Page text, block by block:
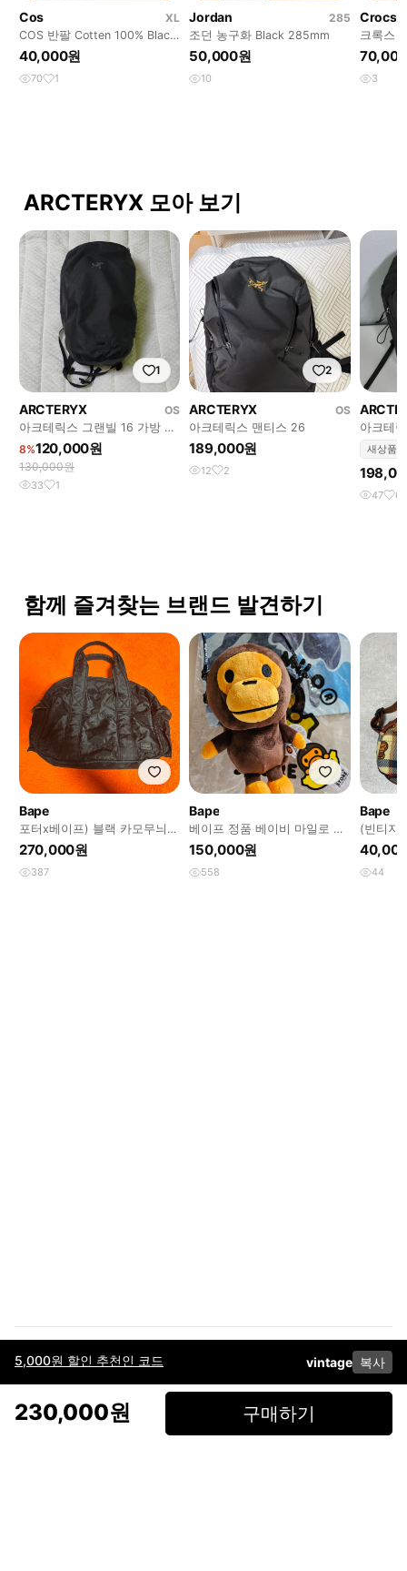
5,000원 할인 추천인 코드 vintage 복사
230,000원 구매하기
Cos
XL
COS 반팔 Cotten 100% Black
카라티 XL Cotten
40,000원
70 1
Jordan
285
조던 농구화 Black 285mm
50,000원
10
Crocs
크록스
280
3
ARCTERYX 모아 보기
1
ARCTERYX
OS
아크테릭스 그랜빌 16 가방 백
팩
8%120,000원
130,000원
33 1
2
ARCTERYX
OS
아크테릭스 맨티스 26
189,000원
12 2
아크테
품)
새상품
47 6
함께 즐겨찾는 브랜드 발견하기
Bape
포터x베이프) 블랙 카모무늬
가방
270,000원
387
Bape
베이프 정품 베이비 마일로 모
바일 백 가방
150,000원
558
Bape
(빈티지
44
이용약관고객센터판매개인정보 처리방침사업자 정보다운로드
페이스북